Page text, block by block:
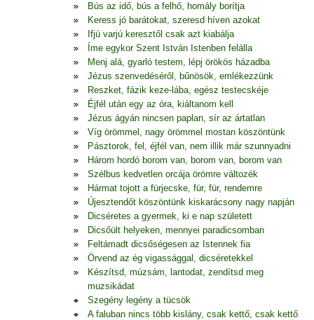
Bús az idő, bús a felhő, homály borítja
Keress jó barátokat, szeresd híven azokat
Ifjú varjú keresztől csak azt kiabálja
Íme egykor Szent István Istenben felálla
Menj alá, gyarló testem, lépj örökös házadba
Jézus szenvedéséről, bűnösök, emlékezzünk
Reszket, fázik keze-lába, egész testecskéje
Éjfél után egy az óra, kiáltanom kell
Jézus ágyán nincsen paplan, sír az ártatlan
Víg örömmel, nagy örömmel mostan köszöntünk
Pásztorok, fel, éjfél van, nem illik már szunnyadni
Három hordó borom van, borom van, borom van
Szélbus kedvetlen orcája örömre változék
Hármat tojott a fürjecske, für, für, rendemre
Újesztendőt köszöntünk kiskarácsony nagy napján
Dicséretes a gyermek, ki e nap született
Dicsőült helyeken, mennyei paradicsomban
Feltámadt dicsőségesen az Istennek fia
Örvend az ég vigassággal, dicséretekkel
Készítsd, múzsám, lantodat, zendítsd meg
muzsikádat
Szegény legény a tücsök
A faluban nincs több kislány, csak kettő, csak kettő